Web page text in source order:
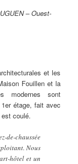
– Ouest-
et les
Fouillen et la
modernes sont
étage, fait avec
coulé.
de-chaussée
Nous
hôtel et un